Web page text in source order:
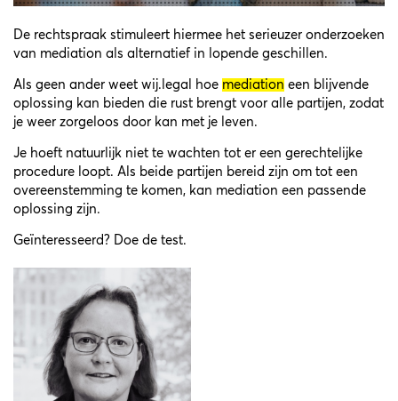
De rechtspraak stimuleert hiermee het serieuzer onderzoeken
van mediation als alternatief in lopende geschillen.
Als geen ander weet wij.legal hoe mediation een blijvende
oplossing kan bieden die rust brengt voor alle partijen, zodat
je weer zorgeloos door kan met je leven.
Je hoeft natuurlijk niet te wachten tot er een gerechtelijke
procedure loopt. Als beide partijen bereid zijn om tot een
overeenstemming te komen, kan mediation een passende
oplossing zijn.
Geïnteresseerd? Doe de test.